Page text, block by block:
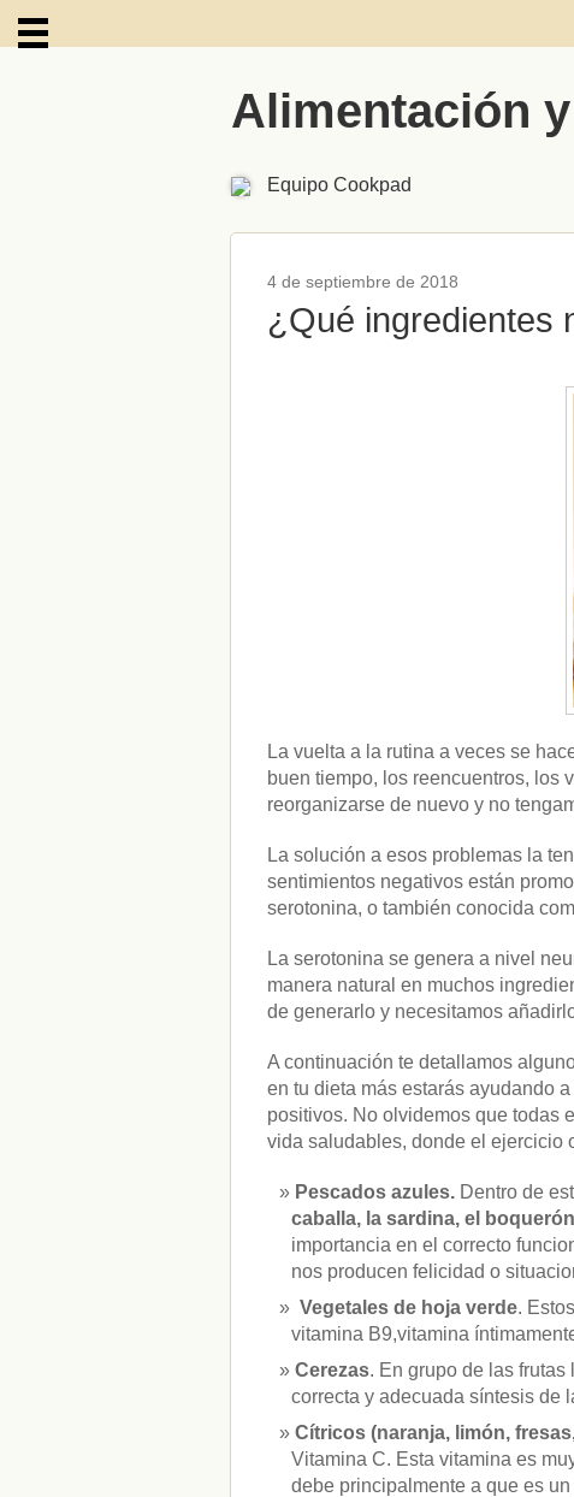
Alimentación
Equipo Cookpad
4 de septiembre de 2018
¿Qué ingredientes
La vuelta a la rutina a veces se
buen tiempo, los reencuentros, los
reorganizarse de nuevo y no
La solución a esos problemas la
sentimientos negativos están
serotonina, o también conocida
La serotonina se genera a nivel
manera natural en muchos
de generarlo y necesitamos
A continuación te detallamos
en tu dieta más estarás ayudando
positivos. No olvidemos que todas
vida saludables, donde el ejercicio
Pescados azules. Dentro de
caballa, la sardina, el
importancia en el correcto
nos producen felicidad o
Vegetales de hoja verde.
vitamina B9,vitamina
Cerezas. En grupo de las
correcta y adecuada síntesis de
Cítricos (naranja, limón,
Vitamina C. Esta vitamina es
debe principalmente a que es